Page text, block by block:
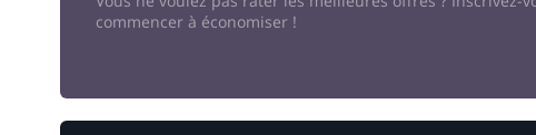
commencer à économiser !